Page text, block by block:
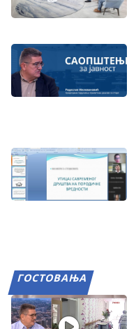
ГОСТОВАЊА